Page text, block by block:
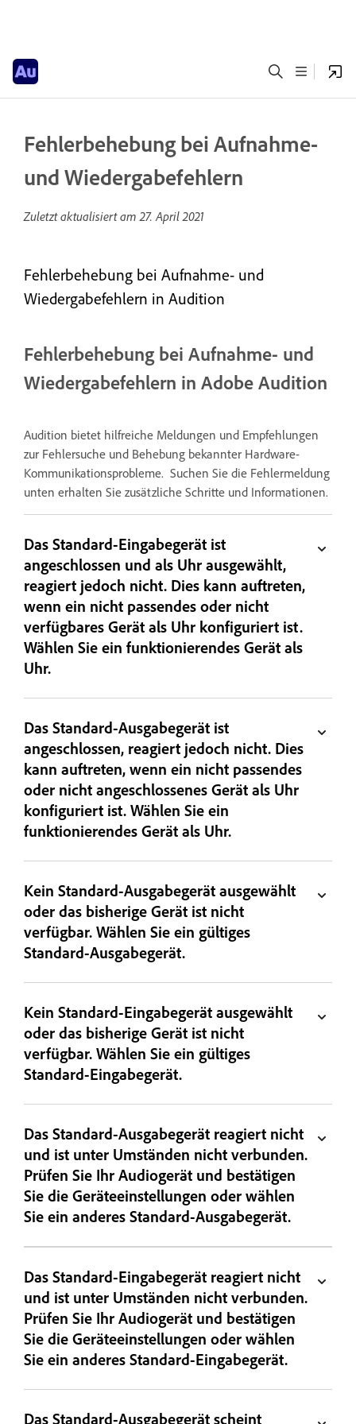
Fehlerbehebung bei Aufnahme-
und Wiedergabefehlern
Zuletzt aktualisiert am27. April 2021
Fehlerbehebung bei Aufnahme- und
Wiedergabefehlern in Audition
Fehlerbehebung bei Aufnahme- und
Wiedergabefehlern in Adobe Audition
Audition bietet hilfreiche Meldungen und Empfehlungen
zur Fehlersuche und Behebung bekannter Hardware-
Kommunikationsprobleme. Suchen Sie die Fehlermeldung
unten erhalten Sie zusätzliche Schritte und Informationen.
Das Standard-Eingabegerät ist
angeschlossen und als Uhr ausgewählt,
reagiert jedoch nicht. Dies kann auftreten,
wenn ein nicht passendes oder nicht
verfügbares Gerät als Uhr konfiguriert ist.
Wählen Sie ein funktionierendes Gerät als
Uhr.
Das Standard-Ausgabegerät ist
angeschlossen, reagiert jedoch nicht. Dies
kann auftreten, wenn ein nicht passendes
oder nicht angeschlossenes Gerät als Uhr
konfiguriert ist. Wählen Sie ein
funktionierendes Gerät als Uhr.
Kein Standard-Ausgabegerät ausgewählt
oder das bisherige Gerät ist nicht
verfügbar. Wählen Sie ein gültiges
Standard-Ausgabegerät.
Kein Standard-Eingabegerät ausgewählt
oder das bisherige Gerät ist nicht
verfügbar. Wählen Sie ein gültiges
Standard-Eingabegerät.
Das Standard-Ausgabegerät reagiert nicht
und ist unter Umständen nicht verbunden.
Prüfen Sie Ihr Audiogerät und bestätigen
Sie die Geräteeinstellungen oder wählen
Sie ein anderes Standard-Ausgabegerät.
Das Standard-Eingabegerät reagiert nicht
und ist unter Umständen nicht verbunden.
Prüfen Sie Ihr Audiogerät und bestätigen
Sie die Geräteeinstellungen oder wählen
Sie ein anderes Standard-Eingabegerät.
Das Standard-Ausgabegerät scheint